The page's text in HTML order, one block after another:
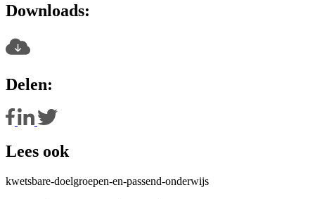
Downloads:
Delen:
Lees ook
kwetsbare-doelgroepen-en-passend-onderwijs